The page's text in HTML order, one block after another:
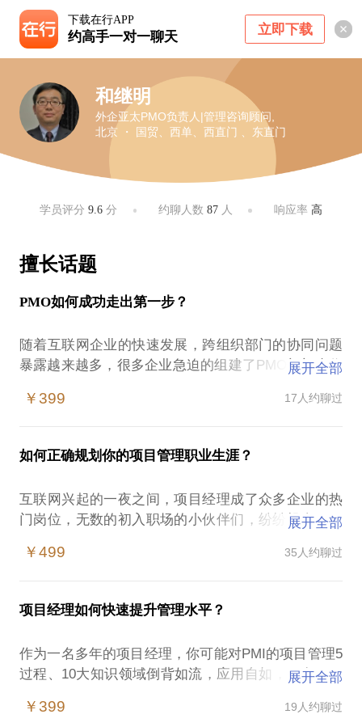
下载在行APP
约高手一对一聊天 立即下载
和继明
外企亚太PMO负责人|管理咨询顾问,
北京 ・ 国贸、西单、西直门 、东直门
学员评分9.6 分 约聊人数 87人 响应率 高
擅长话题
PMO如何成功走出第一步？
随着互联网企业的快速发展，跨组织部门的协同问题
暴露越来越多，很多企业急迫的组建了PMO部门来作
推进组织级项目管理的发展、为项目经理们提供助力
作为PMO新人，你是否为不知如何开展工作的迷茫
作为PMO老兵，你是否为PMO的工作一直得不到其他
部门的协作和配合而烦恼？
身为PMO leader，你是否一直在为PMO在企业的生成
结合本人多年项目管理实践及在跨国企业中国区从0-1
下几个方面，依依为您解决迷茫、烦恼与担忧：
1.PMO如何定位：组织级、BU级 or 部门级 ，先知道
2.PMO的发展战略？
展开全部
￥399 17人约聊过
如何正确规划你的项目管理职业生涯？
互联网兴起的一夜之间，项目经理成了众多企业的热
门岗位，无数的初入职场的小伙伴们，纷纷投身项目
日，无数的项目经理渐渐在这一职业中迷失了，晋升
涯，成了每一个项目管理老兵和即将投入项目管理职
业的人们必须认真思考的问题！
作为一个项目管理多年的从业者，从项目工程师到不
同企业的项目经理，再到项目管理部门的第一负责
人，从项目经理角度及企业项目管理的角度，有很多
展开全部
￥499 35人约聊过
项目经理如何快速提升管理水平？
作为一名多年的项目经理，你可能对PMI的项目管理5
过程、10大知识领域倒背如流，应用自如，可在项目
是否经常遇到团队成员目标不一致的挑战？
展开全部
￥399 19人约聊过